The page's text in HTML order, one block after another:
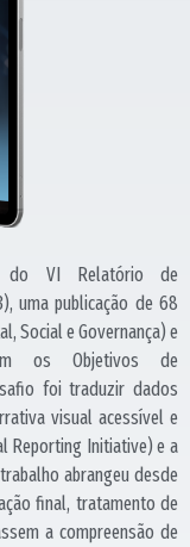
do VI Relatório de
uma publicação de 68
Social e Governança) e
os Objetivos de
foi traduzir dados
visual acessível e
Reporting Initiative) e a
abrangeu desde
final, tratamento de
a compreensão de